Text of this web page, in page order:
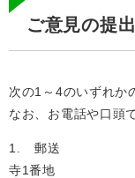
ご意見の提
次の1～4のいずれか
なお、お電話や口頭
1. 郵送 〒930-
寺1番地